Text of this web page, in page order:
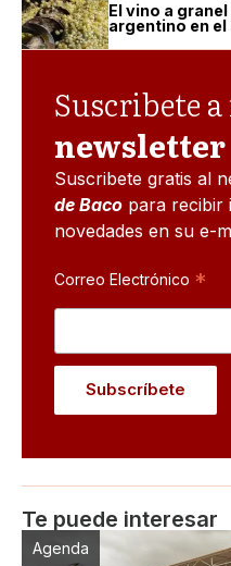
El vino a
argentino en
Suscribete
newsletter
Suscribete gratis al
de Baco para recibir
novedades en su e-
Correo Electrónico *
Te puede interesar
Agenda